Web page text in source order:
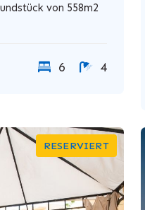
von 558m2
6 4
RESERVIERT